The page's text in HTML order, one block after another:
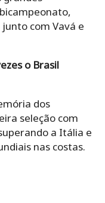
com Vavá e
o Brasil
dos
seleção com
a Itália e
nas costas.